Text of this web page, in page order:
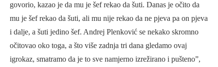
govorio, kazao je da mu je šef rekao da šuti. Danas je očito da
mu je šef rekao da šuti, ali mu nije rekao da ne pjeva pa on pjeva
i dalje, a šuti jedino šef. Andrej Plenković se nekako skromno
očitovao oko toga, a što više zadnja tri dana gledamo ovaj
igrokaz, smatramo da je to sve namjerno izrežirano i pušteno”,